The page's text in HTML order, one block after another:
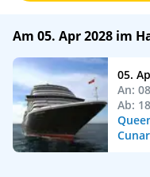
Am 05. Apr 2028 im
05.
An:
Ab: